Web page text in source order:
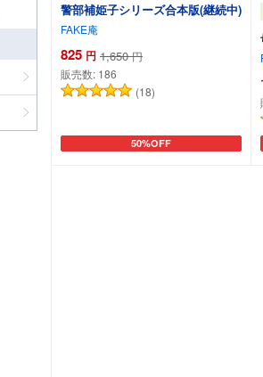
警部補姫子シリーズ合本版(継続中)
FAKE庵
825 円 1,650 円
販売数: 186
(18)
50%OFF
カートに追加